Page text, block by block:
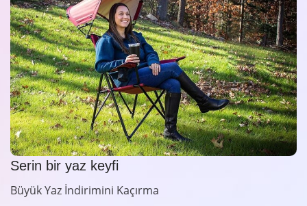
Serin bir yaz keyfi
Büyük Yaz İndirimini Kaçırma